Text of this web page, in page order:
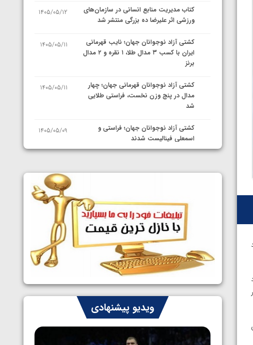
کتاب مدیریت منابع انسانی در سازمان‌های
ورزشی اثر علیرضا ده بزرگی منتشر شد
1405/05/12
کشتی آزاد نوجوانان جهان؛ نایب قهرمانی
ایران با کسب ۳ مدال طلا، ۱ نقره و ۲ مدال
برنز
1405/05/11
کشتی آزاد نوجوانان قهرمانی جهان؛ چهار
مدال در پنج وزن نخست، فراستی طلایی
شد
1405/05/11
کشتی آزاد نوجوانان جهان؛ فراستی و
اسمعلی فینالیست شدند
1405/05/09
نمایندگان ایران مشخص شدند
سوم برای ایران
1405/05/07
ایران چشم به راه چهار مدال در پنج وزن
دوم کشتی فرنگی نوجوانان جهان
1405/05/06
ویدیو پیشنهادی